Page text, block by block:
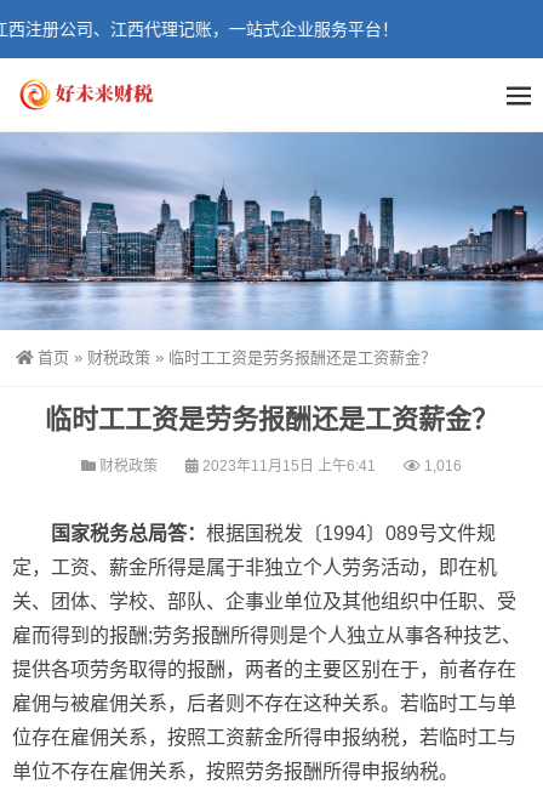
注册公司、江西代理记账，一站式企业服务平台！
首页 » 财税政策 » 临时工工资是劳务报酬还是工资薪金？
临时工工资是劳务报酬还是工资薪金？
财税政策 2023年11月15日 上午6:41 1,016
国家税务总局答： 根据国税发〔1994〕089号文件规
定，工资、薪金所得是属于非独立个人劳务活动，即在机
关、团体、学校、部队、企事业单位及其他组织中任职、受
雇而得到的报酬;劳务报酬所得则是个人独立从事各种技艺、
提供各项劳务取得的报酬，两者的主要区别在于，前者存在
雇佣与被雇佣关系，后者则不存在这种关系。若临时工与单
位存在雇佣关系，按照工资薪金所得申报纳税，若临时工与
单位不存在雇佣关系，按照劳务报酬所得申报纳税。